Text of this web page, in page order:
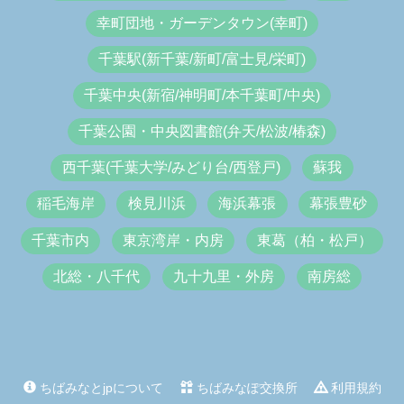
幸町団地・ガーデンタウン(幸町)
千葉駅(新千葉/新町/富士見/栄町)
千葉中央(新宿/神明町/本千葉町/中央)
千葉公園・中央図書館(弁天/松波/椿森)
西千葉(千葉大学/みどり台/西登戸) 蘇我
稲毛海岸 検見川浜 海浜幕張 幕張豊砂
千葉市内 東京湾岸・内房 東葛（柏・松戸）
北総・八千代 九十九里・外房 南房総
ちばみなとjpについて ちばみなぽ交換所 利用規約